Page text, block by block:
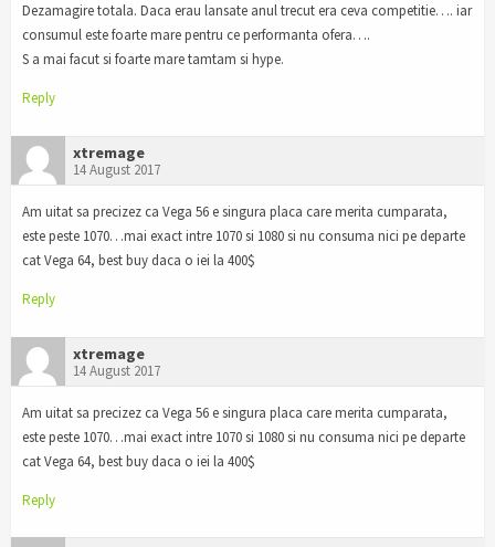
Dezamagire totala. Daca erau lansate anul trecut era ceva competitie…. iar
consumul este foarte mare pentru ce performanta ofera….
S a mai facut si foarte mare tamtam si hype.
Reply
xtremage
14 August 2017
Am uitat sa precizez ca Vega 56 e singura placa care merita cumparata,
este peste 1070…mai exact intre 1070 si 1080 si nu consuma nici pe departe
cat Vega 64, best buy daca o iei la 400$
Reply
xtremage
14 August 2017
Am uitat sa precizez ca Vega 56 e singura placa care merita cumparata,
este peste 1070…mai exact intre 1070 si 1080 si nu consuma nici pe departe
cat Vega 64, best buy daca o iei la 400$
Reply